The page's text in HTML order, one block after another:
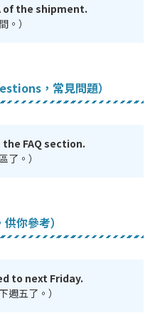
of the shipment.
。）
，常見問題）
FAQ section.
了。）
你參考）
to next Friday.
週五了。）